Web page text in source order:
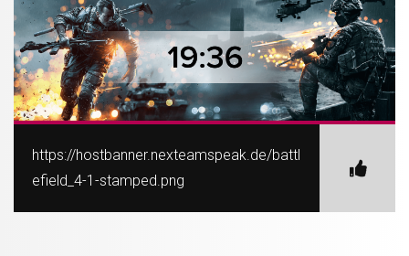
https://hostbanner.nexteamspeak.de/battl
efield_4-1-stamped.png